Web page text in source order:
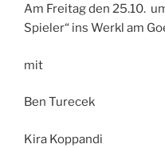
Am Freitag den 25.10.
Spieler“ ins Werkl am
mit
Ben Turecek
Kira Koppandi